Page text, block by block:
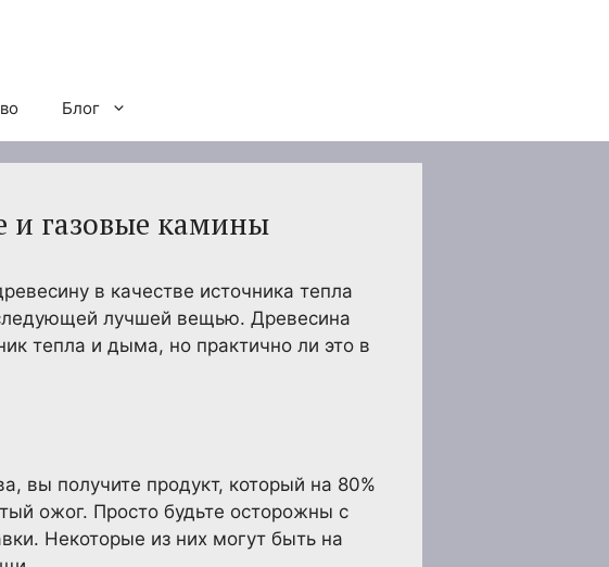
Блог
и газовые камины
в качестве источника тепла
лучшей вещью. Древесина
тепла и дыма, но практично ли это в
вы получите продукт, который на 80%
ожог. Просто будьте осторожны с
Некоторые из них могут быть на